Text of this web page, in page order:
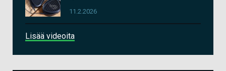
11.2.2026
Lisää videoita